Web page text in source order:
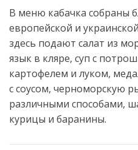
В меню кабачка собраны
европейской и
здесь подают салат из
язык в кляре, суп с
картофелем и луком,
с соусом, черноморскую
различными способами,
курицы и баранины.